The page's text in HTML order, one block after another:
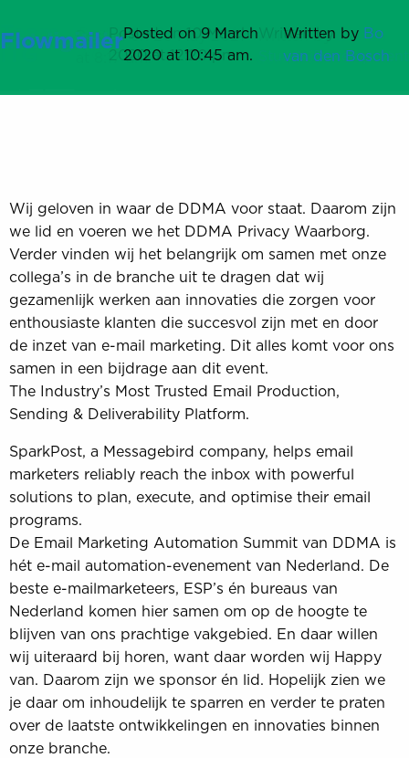
Menu
DHVVPPosted on 31 March 2023 at
4:04 pm.
Written by
marco
SpotlerPosted on 3 March 2023 at
12:59 pm.
Written by
marco
Wij geloven in waar de DDMA voor staat. Daarom zijn
we lid en voeren we het DDMA Privacy Waarborg.
Verder vinden wij het belangrijk om samen met onze
collega’s in de branche uit te dragen dat wij
gezamenlijk werken aan innovaties die zorgen voor
enthousiaste klanten die succesvol zijn met en door
de inzet van e-mail marketing. Dit alles komt voor ons
samen in een bijdrage aan dit event.
MarigoldPosted on 11 February 2023
at 4:49 pm.
Written by
marco
ActitoPosted on 9 February 2023 at
12:11 pm.
Written by
marco
DeployTeqPosted on 8 February 2023
at 2:32 pm.
Written by
Bob
SparkpostPosted on 1 June 2022 at
9:34 am.
Written by
marco
The Industry’s Most Trusted Email Production,
Sending & Deliverability Platform.
SparkPost, a Messagebird company, helps email
marketers reliably reach the inbox with powerful
solutions to plan, execute, and optimise their email
programs.
Happy
Horizon
Posted on 30 March 2022
at 3:02 pm.
Written by
marco
De Email Marketing Automation Summit van DDMA is
hét e-mail automation-evenement van Nederland. De
beste e-mailmarketeers, ESP’s én bureaus van
Nederland komen hier samen om op de hoogte te
blijven van ons prachtige vakgebied. En daar willen
wij uiteraard bij horen, want daar worden wij Happy
van. Daarom zijn we sponsor én lid. Hopelijk zien we
je daar om inhoudelijk te sparren en verder te praten
over de laatste ontwikkelingen en innovaties binnen
onze branche.
StripoPosted on 24 February 2022 at
2:44 pm.
Written by
marco
SOLVMPosted on 9 July 2021 at
3:08 pm.
Written by
membership
Team
ITG
Posted on 20 May 2021
at 8:17 am.
Written by Bo van
den Bosch
dotdigitalPosted on 10 March
2020 at 12:20 pm.
Written by
StuurluiDevelopment
FlowmailerPosted on 9 March
2020 at 10:45 am.
Written by Bo
van den Bosch